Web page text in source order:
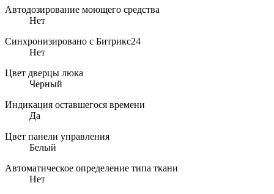
Автодозирование моющего средства
Нет
Синхронизировано с Битрикс24
Нет
Цвет дверцы люка
Черный
Индикация оставшегося времени
Да
Цвет панели управления
Белый
Автоматическое определение типа ткани
Нет